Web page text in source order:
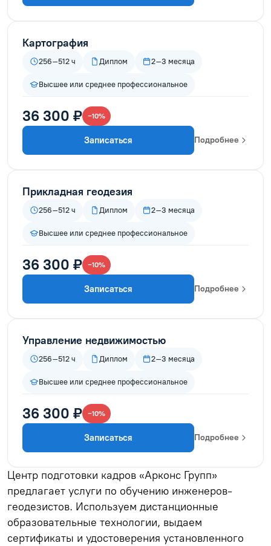
Картография
256–512 ч Диплом 2–3 месяца
Высшее или среднее профессиональное
36 300 ₽ −10%
Записаться Подробнее
Прикладная геодезия
256–512 ч Диплом 2–3 месяца
Высшее или среднее профессиональное
36 300 ₽ −10%
Записаться Подробнее
Управление недвижимостью
256–512 ч Диплом 2–3 месяца
Высшее или среднее профессиональное
36 300 ₽ −10%
Записаться Подробнее
Центр подготовки кадров «Арконс Групп»
предлагает услуги по обучению инженеров-
геодезистов. Используем дистанционные
образовательные технологии, выдаем
сертификаты и удостоверения установленного